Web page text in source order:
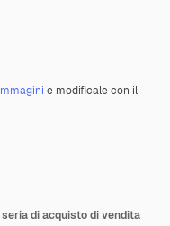
e modificale con il
di acquisto di vendita